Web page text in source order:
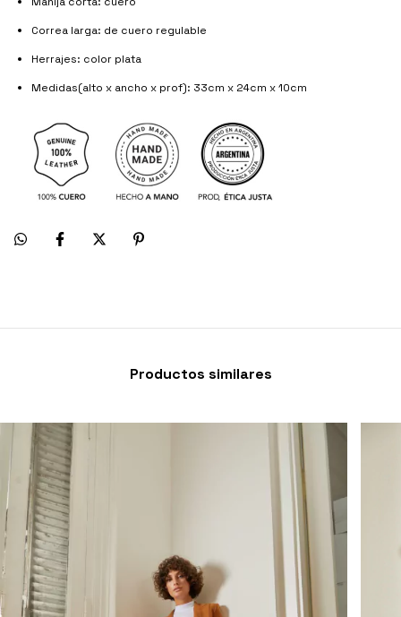
Correa larga: de cuero regulable
Herrajes: color plata
Medidas(alto x ancho x prof): 33cm x 24cm x 10cm
Productos similares